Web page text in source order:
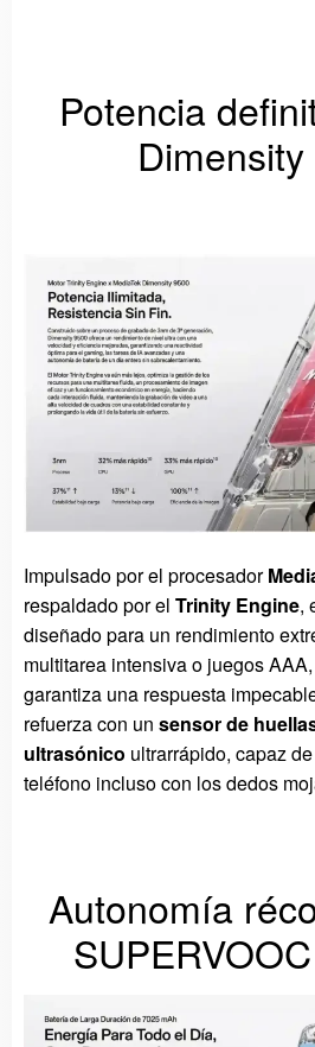
Potencia
Impulsado por el procesador
respaldado por el Trinity Engine,
diseñado para un rendimiento
multitarea intensiva o juegos
garantiza una respuesta
refuerza con un sensor de
ultrasónico ultrarrápido, capaz
teléfono incluso con los dedos
Autonomía